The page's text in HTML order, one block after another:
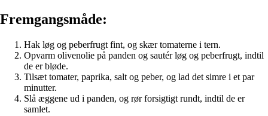
Fremgangsmåde:
Hak løg og peberfrugt fint, og skær tomaterne i tern.
Opvarm olivenolie på panden og sautér løg og peberfrugt, indtil
de er bløde.
Tilsæt tomater, paprika, salt og peber, og lad det simre i et par
minutter.
Slå æggene ud i panden, og rør forsigtigt rundt, indtil de er
samlet.